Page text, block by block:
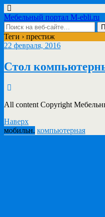
Мебельный портал M-ebli.ru
Теги › престиж
22 февраля, 2016
Стол
All content Copyright
Наверх
мобильн. компьютерная